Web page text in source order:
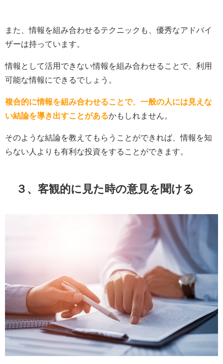
また、情報を組み合わせるテクニックも、優秀なアドバイ
ザーは持っています。
情報として活用できない情報を組み合わせることで、利用
可能な情報にできるでしょう。
複合的に情報を組み合わせることで、一般の人には見えな
い結論を導き出すことがあるかもしれません。
そのような結論を教えてもらうことができれば、情報を知
らない人よりも有利な投資をすることができます。
３、客観的に見た時の意見を聞ける